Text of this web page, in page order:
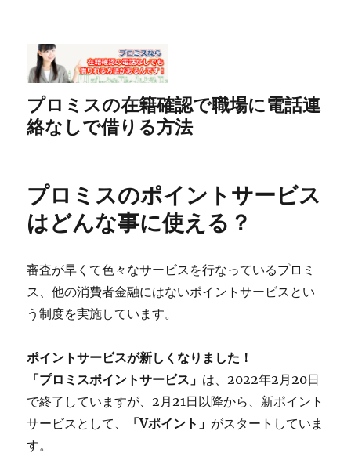
プロミスの在籍確認で職場に電話連
絡なしで借りる方法
プロミスのポイントサービス
はどんな事に使える？
審査が早くて色々なサービスを行なっているプロミ
ス、他の消費者金融にはないポイントサービスとい
う制度を実施しています。
ポイントサービスが新しくなりました！
「プロミスポイントサービス」 は、2022年2月20日
で終了していますが、2月21日以降から、新ポイント
サービスとして、
「Vポイント」 がスタートしていま
す。